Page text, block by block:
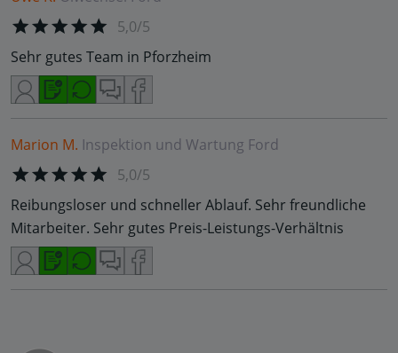
5,0/5
Sehr gutes Team in Pforzheim
Marion M. Inspektion und Wartung Ford
5,0/5
Reibungsloser und schneller Ablauf. Sehr freundliche
Mitarbeiter. Sehr gutes Preis-Leistungs-Verhältnis